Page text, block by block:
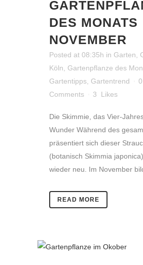
DES MONATS
NOVEMBER
Posted at 08:35h in Garten
Köln
Gartenpflanze des
Gartentipps Gartentrend
0
Comments
3 Likes
Die Skimmie, das Vier-
Wunder Während des
präsentiert sich dieser
(botanisch Skimmia
wieder neu. Im November
READ MORE